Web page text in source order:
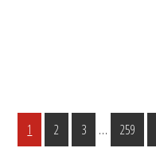
Página
1 Página
2 Página
3
Interim
pages
… Página
259